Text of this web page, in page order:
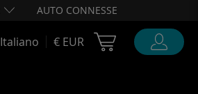
AUTO CONNESSE
Italiano € EUR Cart Ubigi